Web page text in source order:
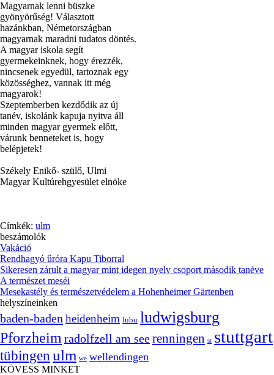
Magyarnak lenni büszke
gyönyörűség! Választott
hazánkban, Németországban
magyarnak maradni tudatos döntés.
A magyar iskola segít
gyermekeinknek, hogy érezzék,
nincsenek egyedül, tartoznak egy
közösséghez, vannak itt még
magyarok!
Szeptemberben kezdődik az új
tanév, iskolánk kapuja nyitva áll
minden magyar gyermek előtt,
várunk benneteket is, hogy
belépjetek!
Székely Enikő- szülő, Ulmi
Magyar Kultúrehgyesület elnöke
Címkék: ulm
beszámolók
Vakáció
Rendhagyó űróra Kapu Tiborral
Sikeresen zárult a magyar mint idegen nyelv csoport második tanéve
A természet meséi
Mesekastély és természetvédelem a Hohenheimer Gärtenben
helyszíneinken
baden-baden heidenheim lubu ludwigsburg
Pforzheim radolfzell am seerenningen st stuttgart
tübingen ulm we wellendingen
KÖVESS MINKET